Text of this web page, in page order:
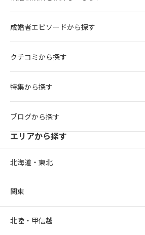
成婚者エピソードから探す
クチコミから探す
特集から探す
ブログから探す
エリアから探す
北海道・東北
関東
北陸・甲信越